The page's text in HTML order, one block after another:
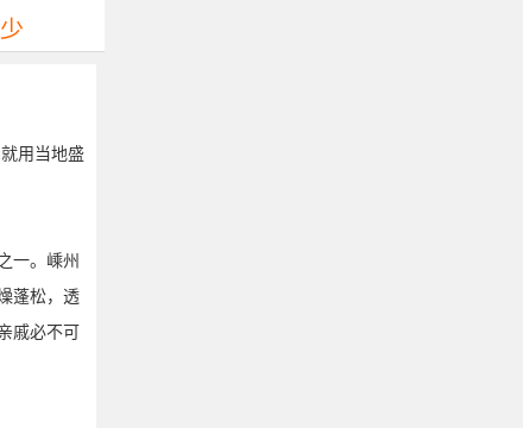
用当地盛
一。嵊州
蓬松，透
戚必不可